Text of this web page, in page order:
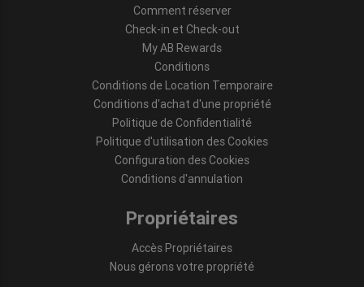
Comment réserver
Check-in et Check-out
My AB Rewards
Conditions
Conditions de Location Temporaire
Conditions d'achat d'une propriété
Politique de Confidentialité
Politique d'utilisation des Cookies
Configuration des Cookies
Conditions d'annulation
Propriétaires
Accès Propriétaires
Nous gérons votre propriété